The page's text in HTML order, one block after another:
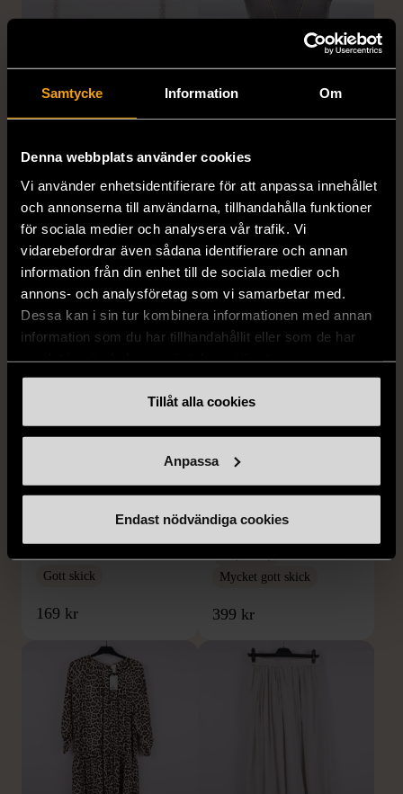
Samtycke Information Om
Denna webbplats använder cookies
Vi använder enhetsidentifierare för att anpassa innehållet
och annonserna till användarna, tillhandahålla funktioner
för sociala medier och analysera vår trafik. Vi
vidarebefordrar även sådana identifierare och annan
information från din enhet till de sociala medier och
annons- och analysföretag som vi samarbetar med.
Dessa kan i sin tur kombinera informationen med annan
information som du har tillhandahållit eller som de har
Tillåt alla cookies
Anpassa
Endast nödvändiga cookies
Edblad - Glow - Armband
129 kr
Dyrberg/Kern - Delise -
blomformat hänge
249 kr
SNÖ OF SWEDEN
Halsband med
Gott skick
169 kr
RODEBJER
med knappdetalj
Mycket gott skick
399 kr